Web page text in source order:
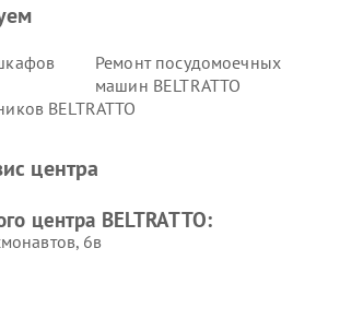
Ремонт посудомоечных
машин BELTRATTO
BELTRATTO
центра
центра BELTRATTO:
6в